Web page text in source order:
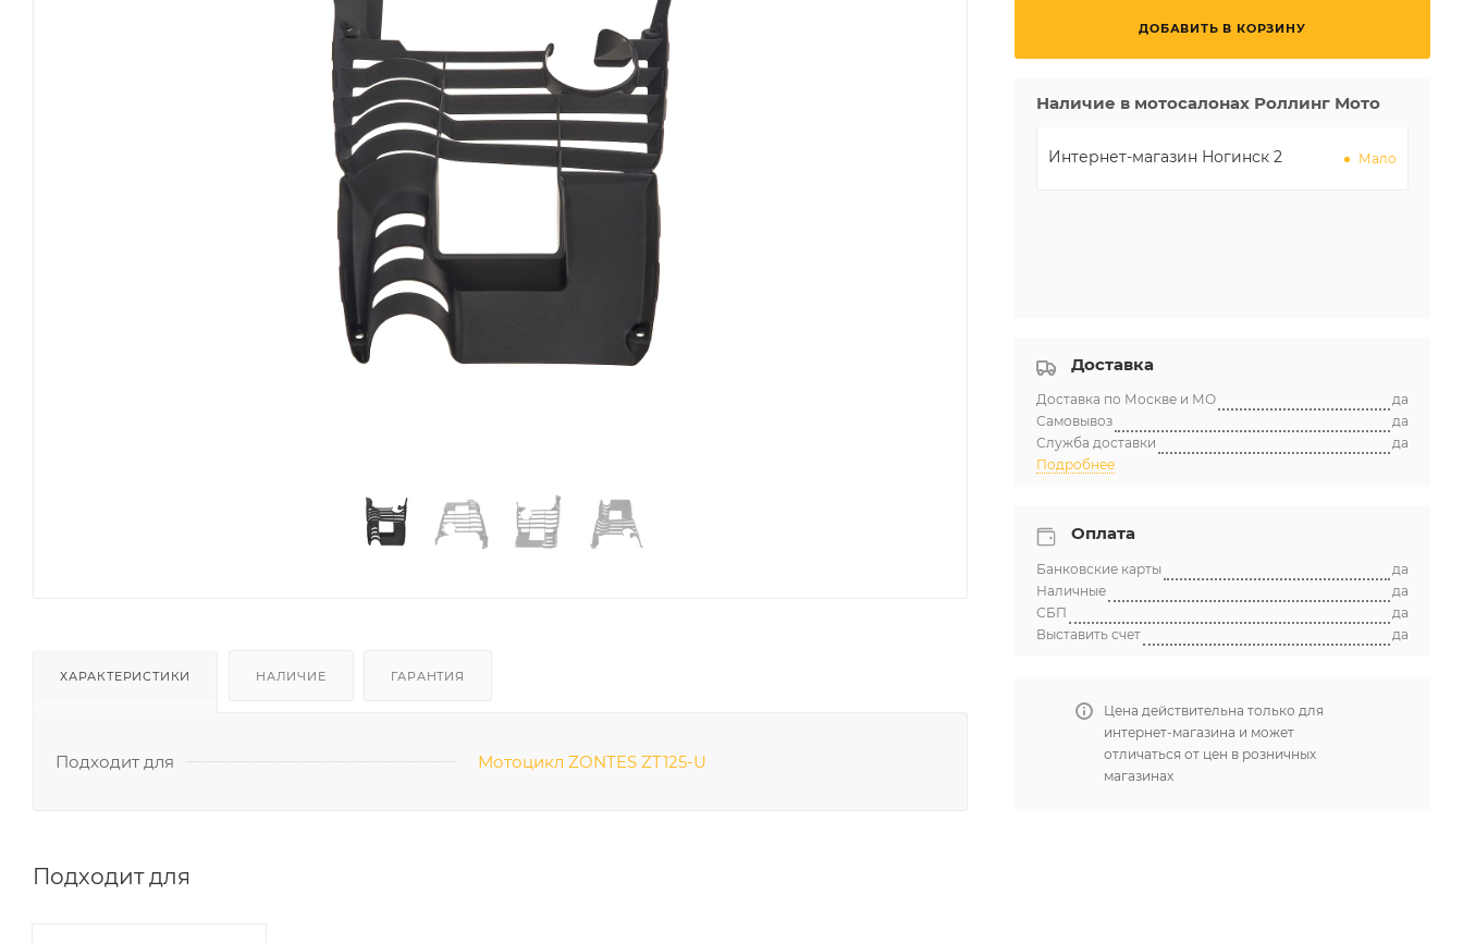
ХАРАКТЕРИСТИКИ НАЛИЧИЕ ГАРАНТИЯ
Подходит для Мотоцикл ZONTES ZT125-U
Подходит для
ДОБАВИТЬ В КОРЗИНУ
Наличие в мотосалонах Роллинг Мото
Интернет-магазин Ногинск 2 Мало
Доставка
Доставка по Москве и МО
да
Самовывоз
да
Служба доставки
да
Подробнее
Оплата
Банковские карты
да
Наличные
да
СБП
да
Выставить счет
да
Цена действительна только для
интернет-магазина и может
отличаться от цен в розничных
магазинах